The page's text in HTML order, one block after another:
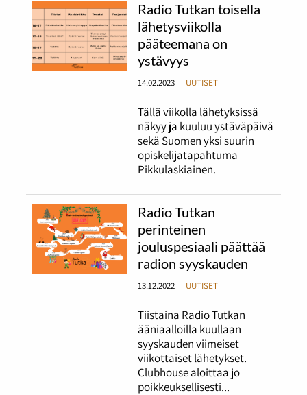
Radio Tutkan toisella
lähetysviikolla
pääteemana on
ystävyys
14.02.2023 UUTISET
Tällä viikolla lähetyksissä
näkyy ja kuuluu ystäväpäivä
sekä Suomen yksi suurin
opiskelijatapahtuma
Pikkulaskiainen.
Radio Tutkan
perinteinen
jouluspesiaali päättää
radion syyskauden
13.12.2022 UUTISET
Tiistaina Radio Tutkan
ääniaalloilla kuullaan
syyskauden viimeiset
viikottaiset lähetykset.
Clubhouse aloittaa jo
poikkeuksellisesti...